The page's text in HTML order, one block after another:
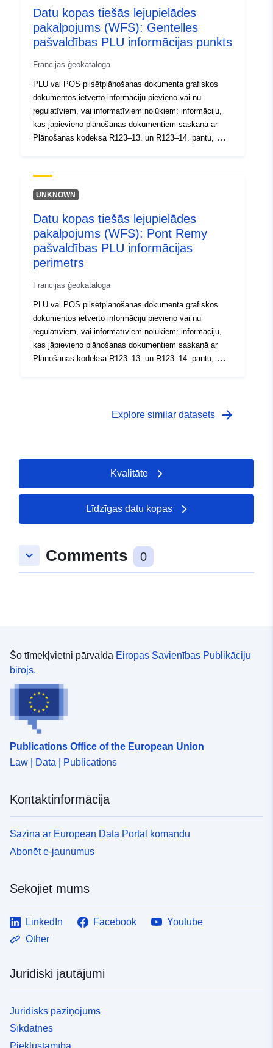
Datu kopas tiešās lejupielādes
pakalpojums (WFS): Gentelles
pašvaldības PLU informācijas punkts
Francijas ģeokataloga
PLU vai POS pilsētplānošanas dokumenta grafiskos
dokumentos ietverto informāciju pievieno vai nu
regulatīviem, vai informatīviem nolūkiem: informāciju,
kas jāpievieno plānošanas dokumentiem saskaņā ar
Plānošanas kodeksa R123–13. un R123–14. pantu, —
UNKNOWN
Datu kopas tiešās lejupielādes
pakalpojums (WFS): Pont Remy
pašvaldības PLU informācijas
perimetrs
Francijas ģeokataloga
PLU vai POS pilsētplānošanas dokumenta grafiskos
dokumentos ietverto informāciju pievieno vai nu
regulatīviem, vai informatīviem nolūkiem: informāciju,
kas jāpievieno plānošanas dokumentiem saskaņā ar
Plānošanas kodeksa R123–13. un R123–14. pantu, —
Explore similar datasets arrow_forward
Kvalitāte
Līdzīgas datu kopas
keyboard_arrow_down Comments 0
Šo tīmekļvietni pārvalda Eiropas Savienības Publikāciju
birojs.
Publications Office of the European Union
Law | Data | Publications
Kontaktinformācija
Saziņa ar European Data Portal komandu
Abonēt e-jaunumus
Sekojiet mums
LinkedIn Facebook
Youtube
Other
Juridiski jautājumi
Juridisks paziņojums
Sīkdatnes
Piekļūstamība